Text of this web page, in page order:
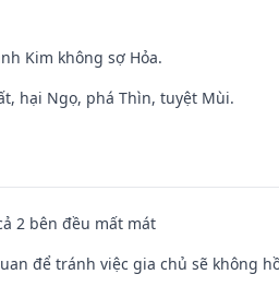
Kim không sợ Hỏa.
hại Ngọ, phá Thìn, tuyệt Mùi.
2 bên đều mất mát
để tránh việc gia chủ sẽ không